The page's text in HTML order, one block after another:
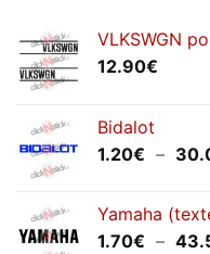
VLKSWGN
12.90€
Bidalot
1.20€ –
Yamaha
1.70€ –